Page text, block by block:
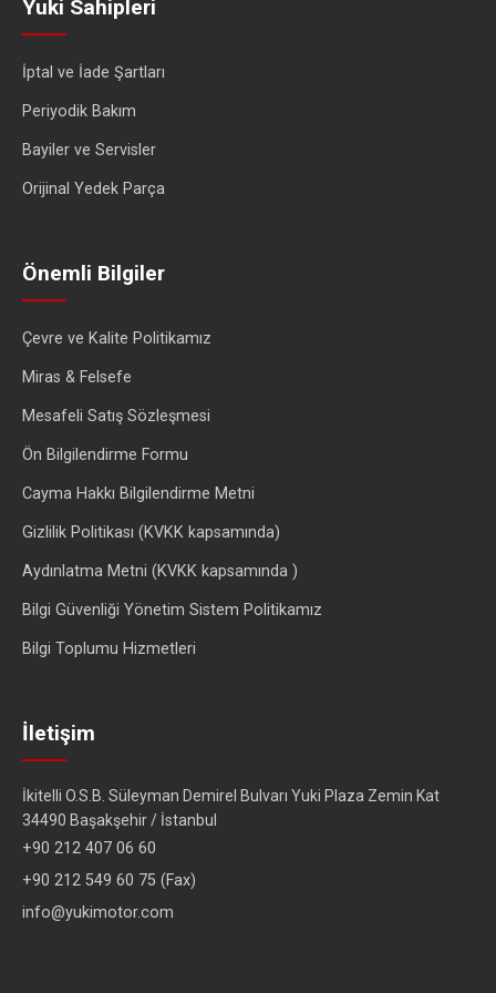
Yuki Sahipleri
İptal ve İade Şartları
Periyodik Bakım
Bayiler ve Servisler
Orijinal Yedek Parça
Önemli Bilgiler
Çevre ve Kalite Politikamız
Miras & Felsefe
Mesafeli Satış Sözleşmesi
Ön Bilgilendirme Formu
Cayma Hakkı Bilgilendirme Metni
Gizlilik Politikası (KVKK kapsamında)
Aydınlatma Metni (KVKK kapsamında )
Bilgi Güvenliği Yönetim Sistem Politikamız
Bilgi Toplumu Hizmetleri
İletişim
İkitelli O.S.B. Süleyman Demirel Bulvarı Yuki Plaza Zemin Kat
34490 Başakşehir / İstanbul
+90 212 407 06 60
+90 212 549 60 75 (Fax)
info@yukimotor.com